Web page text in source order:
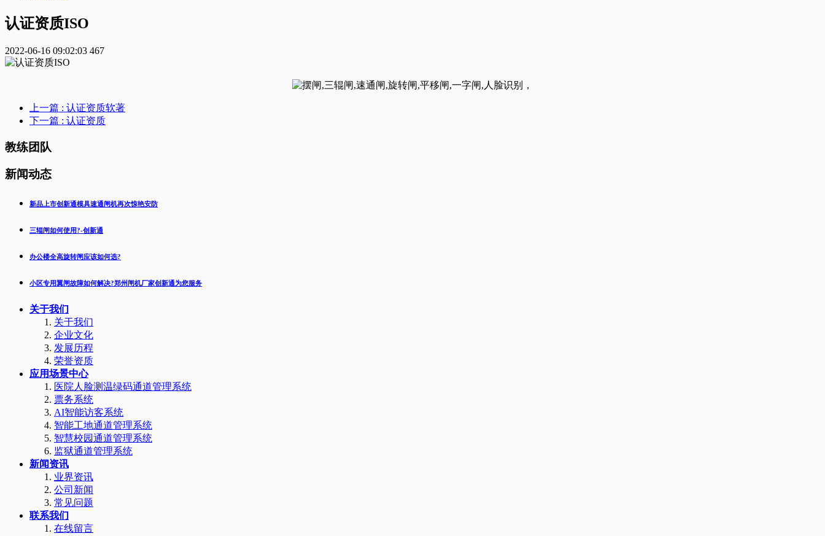
认证资质ISO
2022-06-16 09:02:03 467
上一篇 : 认证资质软著
下一篇 : 认证资质
教练团队
新闻动态
新品上市创新通模具速通闸机再次惊艳安防
三辊闸如何使用?-创新通
办公楼全高旋转闸应该如何选?
小区专用翼闸故障如何解决?郑州闸机厂家创新通为您服务
关于我们
关于我们
企业文化
发展历程
荣誉资质
应用场景中心
医院人脸测温绿码通道管理系统
票务系统
AI智能访客系统
智能工地通道管理系统
智慧校园通道管理系统
监狱通道管理系统
新闻资讯
业界资讯
公司新闻
常见问题
联系我们
在线留言